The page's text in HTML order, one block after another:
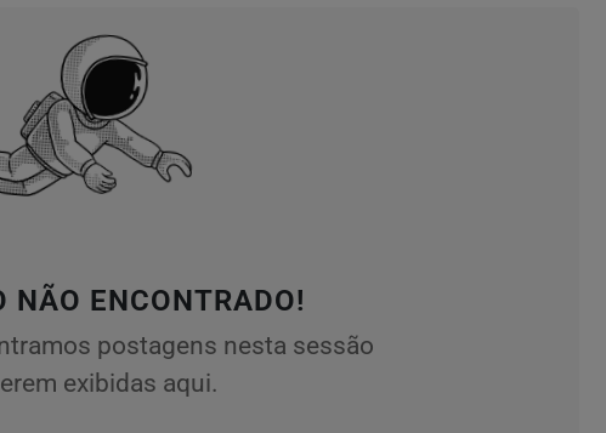
NÃO ENCONTRADO!
postagens nesta sessão
exibidas aqui.